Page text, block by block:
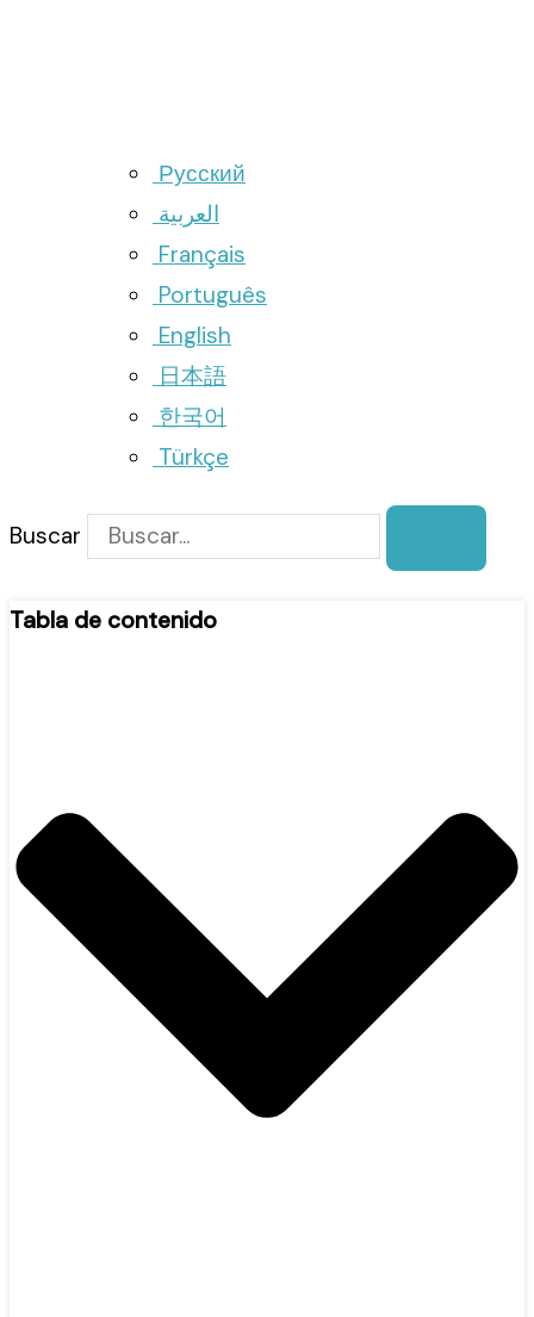
Русский
العربية
Français
Português
English
日本語
한국어
Türkçe
Buscar
Tabla de contenido